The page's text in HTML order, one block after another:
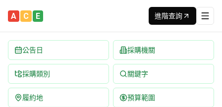
A C E 進階查詢
公告日 採購機關
採購類別 關鍵字
履約地 預算範圍